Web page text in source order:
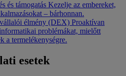
és támogatás Kezelje az embereket,
– bárhonnan.
élmény (DEX) Proaktívan
problémákat, mielőtt
a termelékenységre.
esetek